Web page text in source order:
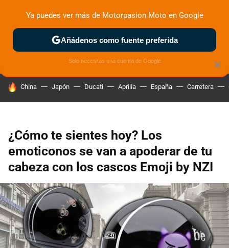
ZONA DE PRUEBAS DEPORTIVAS MOTOS ELÉCTRICAS
HOY SE HABLA DE
China Japón Ducati Aprilia España Carretera
¿Cómo te sientes hoy? Los
emoticonos se van a apoderar de tu
cabeza con los cascos Emoji by NZI
×
Ya puedes ver más de Motorpasion Moto en Google
Añádenos como fuente preferida
Solo necesitas una cuenta de Google